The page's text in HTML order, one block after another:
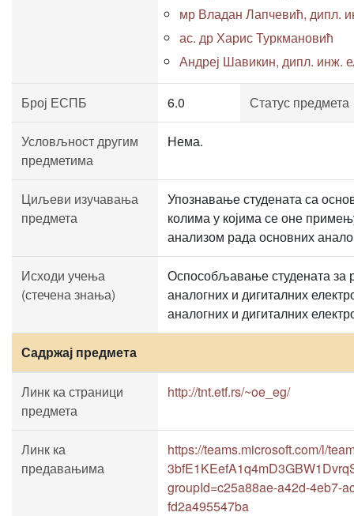
мр Владан Лапчевић, дипл.
ас. др Харис Туркмановић
Андреј Шавикин, дипл. инж.
Број ЕСПБ 6.0 Статус предмета
Условљност другим
предметима
Нема.
Циљеви изучавања
предмета
Упознавање студената са
колима у којима се оне
анализом рада основних
Исходи учења
(стечена знања)
Оспособљавање студената за
аналогних и дигиталних
аналогних и дигиталних
Садржај предмета
Линк ка страници
предмета
http://tnt.etf.rs/~oe_eg/
Линк ка
предавањима
https://teams.microsoft.com/l/
groupId=c25a88ae-a42d-4eb7-
fd2a495547ba